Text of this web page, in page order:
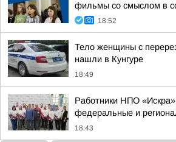
фильмы со смыслом в
18:52
Тело женщины с
нашли в Кунгуре
18:49
Работники НПО
федеральные и
18:43